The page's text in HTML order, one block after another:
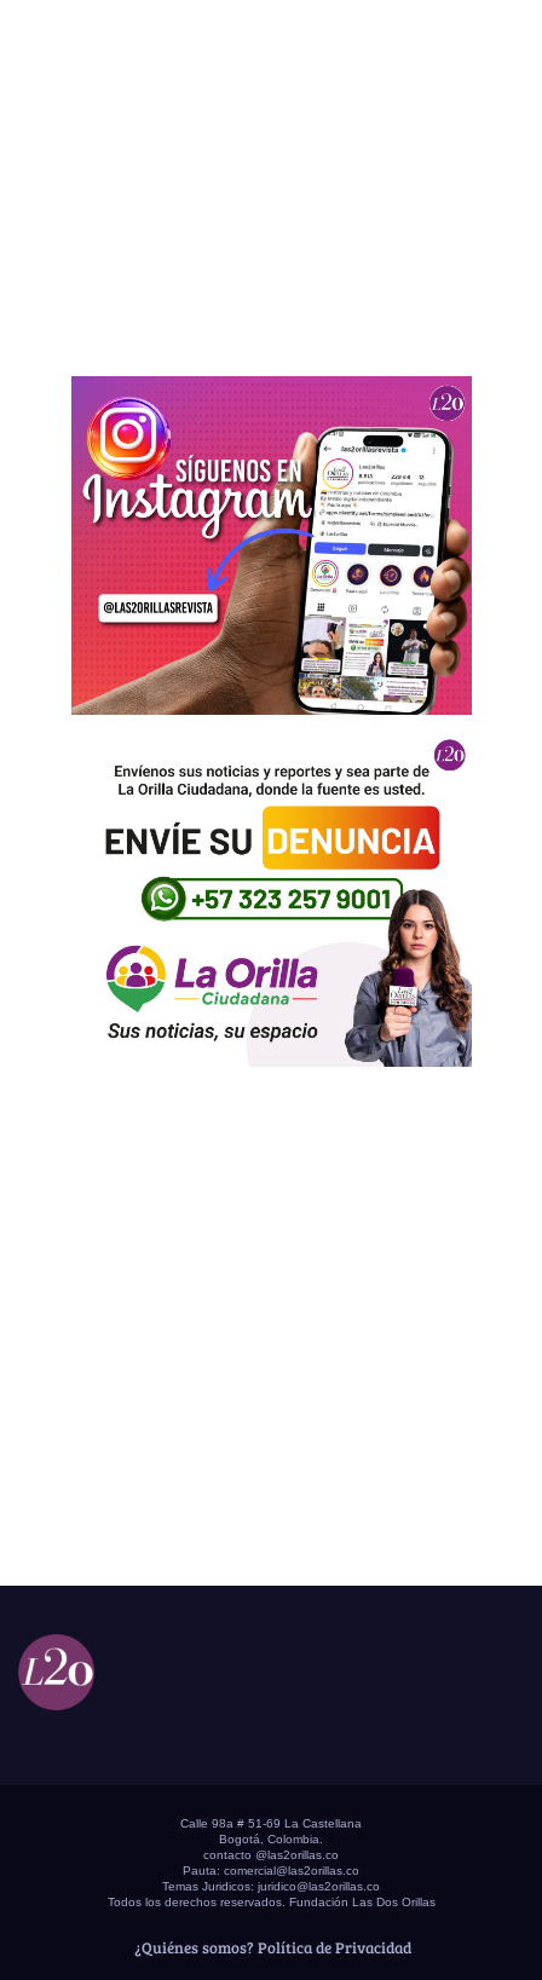
Calle 98a # 51-69 La Castellana
Bogotá, Colombia.
contacto @las2orillas.co
Pauta: comercial@las2orillas.co
Temas Juridicos: juridico@las2orillas.co
Todos los derechos reservados. Fundación Las Dos Orillas
¿Quiénes somos? Política de Privacidad